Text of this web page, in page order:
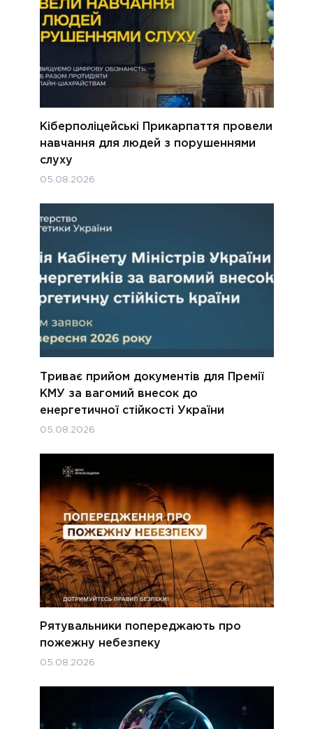
Кіберполіцейські Прикарпаття провели
навчання для людей з порушеннями
слуху
05.08.2026
Триває прийом документів для Премії
КМУ за вагомий внесок до
енергетичної стійкості України
05.08.2026
Рятувальники попереджають про
пожежну небезпеку
05.08.2026